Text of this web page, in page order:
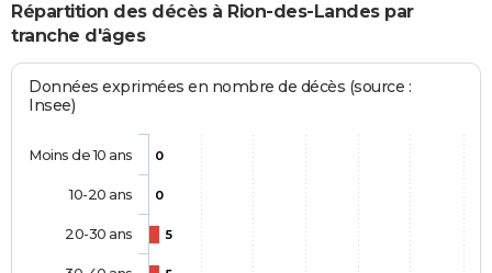
Répartition des décès à Rion-des-Landes par
tranche d'âges
Données exprimées en nombre de décès (source :
Insee)
0
0
5
Moins de 10 ans
10-20 ans
20-30 ans